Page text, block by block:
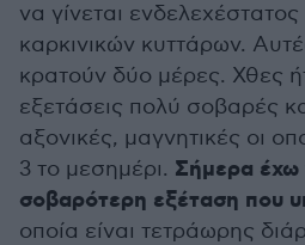
να γίνεται
καρκινικών κυττάρων.
κρατούν δύο μέρες. Χθες
εξετάσεις πολύ σοβαρές
αξονικές, μαγνητικές οι
3 το μεσημέρι. Σήμερα
σοβαρότερη εξέταση που
οποία είναι τετράωρης